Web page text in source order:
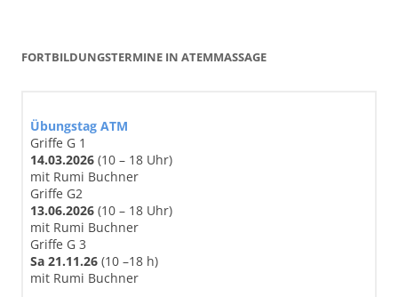
FORTBILDUNGSTERMINE IN ATEMMASSAGE
Übungstag ATM
Griffe G 1
14.03.2026 (10 – 18 Uhr)
mit Rumi Buchner
Griffe G2
13.06.2026 (10 – 18 Uhr)
mit Rumi Buchner
Griffe G 3
Sa 21.11.26 (10 –18 h)
mit Rumi Buchner